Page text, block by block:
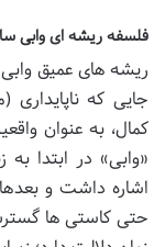
فلسفه ریشه ای وابی
ریشه های عمیق
جایی که ناپایداری
کمال، به عنوان
«وابی» در ابتدا
اشاره داشت و
حتی کاستی ها